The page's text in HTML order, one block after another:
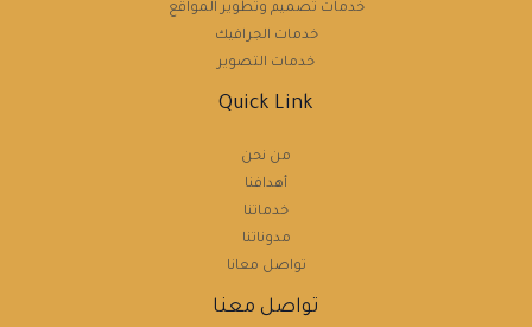
خدمات تصميم وتطوير المواقع
خدمات الجرافيك
خدمات التصوير
Quick Link
من نحن
أهدافنا
خدماتنا
مدوناتنا
تواصل معانا
تواصل معنا